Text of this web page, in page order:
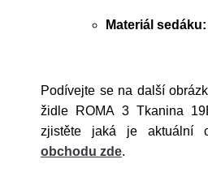
Materiál sedáku:
Podívejte se na další
židle ROMA 3 Tkanina
zjistěte jaká je aktuální
obchodu zde.